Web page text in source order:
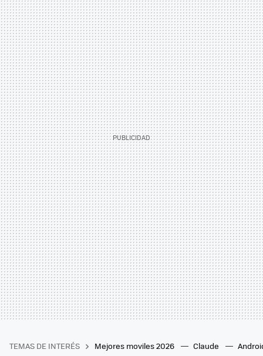
TEMAS DE INTERÉS Mejores moviles 2026 Claude